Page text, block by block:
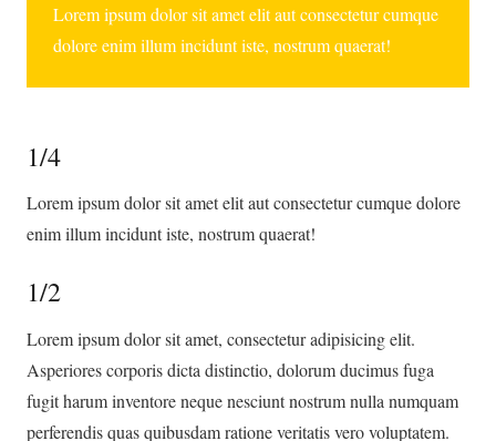
Lorem ipsum dolor sit amet elit aut consectetur cumque
dolore enim illum incidunt iste, nostrum quaerat!
1/4
Lorem ipsum dolor sit amet elit aut consectetur cumque dolore
enim illum incidunt iste, nostrum quaerat!
1/2
Lorem ipsum dolor sit amet, consectetur adipisicing elit.
Asperiores corporis dicta distinctio, dolorum ducimus fuga
fugit harum inventore neque nesciunt nostrum nulla numquam
perferendis quas quibusdam ratione veritatis vero voluptatem.